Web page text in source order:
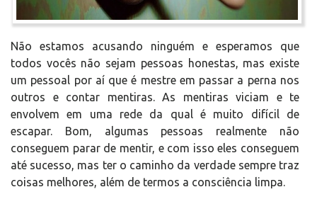
Não estamos acusando ninguém e esperamos que
todos vocês não sejam pessoas honestas, mas existe
um pessoal por aí que é mestre em passar a perna nos
outros e contar mentiras. As mentiras viciam e te
envolvem em uma rede da qual é muito difícil de
escapar. Bom, algumas pessoas realmente não
conseguem parar de mentir, e com isso eles conseguem
até sucesso, mas ter o caminho da verdade sempre traz
coisas melhores, além de termos a consciência limpa.